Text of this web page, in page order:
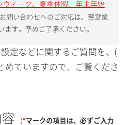
ウィーク、夏季休暇、年末年始
問い合わせへのご対応は、翌営業
ます。予めご了承ください。
定などに関するご質問を、(
めていますので、ご覧くださ
(*マークの項目は、必ずご入力